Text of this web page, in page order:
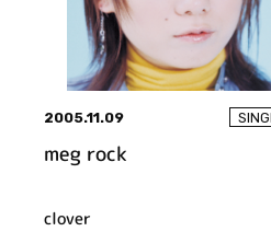
2005.11.09
meg rock
clover